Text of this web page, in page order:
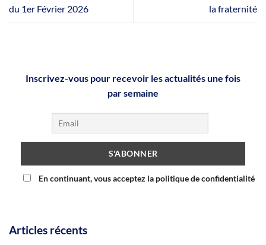
du 1er Février 2026
la fraternité
Inscrivez-vous pour recevoir les actualités une fois
par semaine
En continuant, vous acceptez la politique de confidentialité
Articles récents